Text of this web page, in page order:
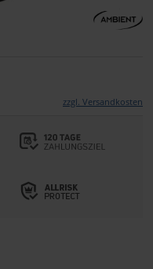
zzgl. Versandkosten